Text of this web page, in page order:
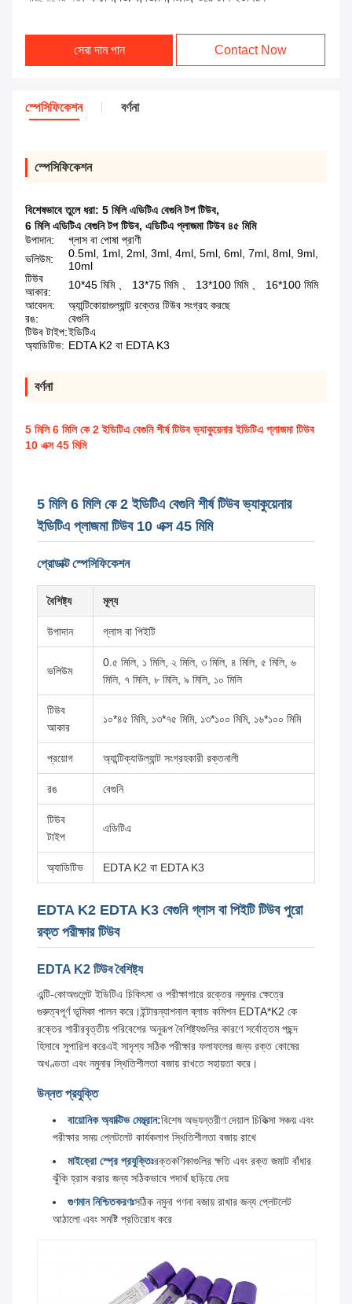
সেরা দাম পান Contact Now
স্পেসিফিকেশন বর্ণনা
স্পেসিফিকেশন
বিশেষভাবে তুলে ধরা: 5 মিলি এডিটিএ বেগুনি টপ টিউব,
6 মিলি এডিটিএ বেগুনি টপ টিউব, এডিটিএ প্লাজমা টিউব ৪৫ মিমি
উপাদান:
গ্লাস বা পোষা প্রাণী
ভলিউম:
0.5ml, 1ml, 2ml, 3ml, 4ml, 5ml, 6ml, 7ml, 8ml, 9ml,
10ml
টিউব
আকার:
10*45 মিমি 、 13*75 মিমি 、 13*100 মিমি 、 16*100 মিমি
আবেদন:
অ্যান্টিকোয়াগুল্যান্ট রক্তের টিউব সংগ্রহ করছে
রঙ:
বেগুনি
টিউব টাইপ:ইডিটিএ
অ্যাডিটিভ: EDTA K2 বা EDTA K3
বর্ণনা
5 মিলি 6 মিলি কে 2 ইডিটিএ বেগুনি শীর্ষ টিউব ভ্যাকুয়েনার ইডিটিএ প্লাজমা টিউব
10 এক্স 45 মিমি
5 মিলি 6 মিলি কে 2 ইডিটিএ বেগুনি শীর্ষ টিউব ভ্যাকুয়েনার
ইডিটিএ প্লাজমা টিউব 10 এক্স 45 মিমি
প্রোডাক্ট স্পেসিফিকেশন
বৈশিষ্ট্য মূল্য
উপাদান গ্লাস বা পিইটি
ভলিউম
0.৫ মিলি, ১ মিলি, ২ মিলি, ৩ মিলি, ৪ মিলি, ৫ মিলি, ৬
মিলি, ৭ মিলি, ৮ মিলি, ৯ মিলি, ১০ মিলি
টিউব
আকার
১০*৪৫ মিমি, ১৩*৭৫ মিমি, ১৩*১০০ মিমি, ১৬*১০০ মিমি
প্রয়োগ অ্যান্টিক্যাউল্যান্ট সংগ্রহকারী রক্তনালী
রঙ বেগুনি
টিউব
টাইপ
এডিটিএ
অ্যাডিটিভ EDTA K2 বা EDTA K3
EDTA K2 EDTA K3 বেগুনি গ্লাস বা পিইটি টিউব পুরো
রক্ত পরীক্ষার টিউব
EDTA K2 টিউব বৈশিষ্ট্য
এন্টি-কোঅগুলেন্ট ইডিটিএ চিকিৎসা ও পরীক্ষাগারে রক্তের নমুনার ক্ষেত্রে
গুরুত্বপূর্ণ ভূমিকা পালন করে।ইন্টারন্যাশনাল ব্লাড কমিশন EDTA*K2 কে
রক্তের শারীরবৃত্তীয় পরিবেশের অনুরূপ বৈশিষ্ট্যগুলির কারণে সর্বোত্তম পছন্দ
হিসাবে সুপারিশ করেএই সাদৃশ্য সঠিক পরীক্ষার ফলাফলের জন্য রক্ত কোষের
অখণ্ডতা এবং নমুনার স্থিতিশীলতা বজায় রাখতে সহায়তা করে।
উন্নত প্রযুক্তি
বায়োনিক অ্যাক্টিভ মেম্ব্রান:বিশেষ অভ্যন্তরীণ দেয়াল চিকিত্সা সঞ্চয় এবং
পরীক্ষার সময় প্লেটলেট কার্যকলাপ স্থিতিশীলতা বজায় রাখে
মাইক্রো স্প্রে প্রযুক্তিঃরক্তকণিকাগুলির ক্ষতি এবং রক্ত জমাট বাঁধার
ঝুঁকি হ্রাস করার জন্য সঠিকভাবে পদার্থ ছড়িয়ে দেয়
গুণমান নিশ্চিতকরণঃসঠিক নমুনা গণনা বজায় রাখার জন্য প্লেটলেট
আঠালো এবং সমষ্টি প্রতিরোধ করে